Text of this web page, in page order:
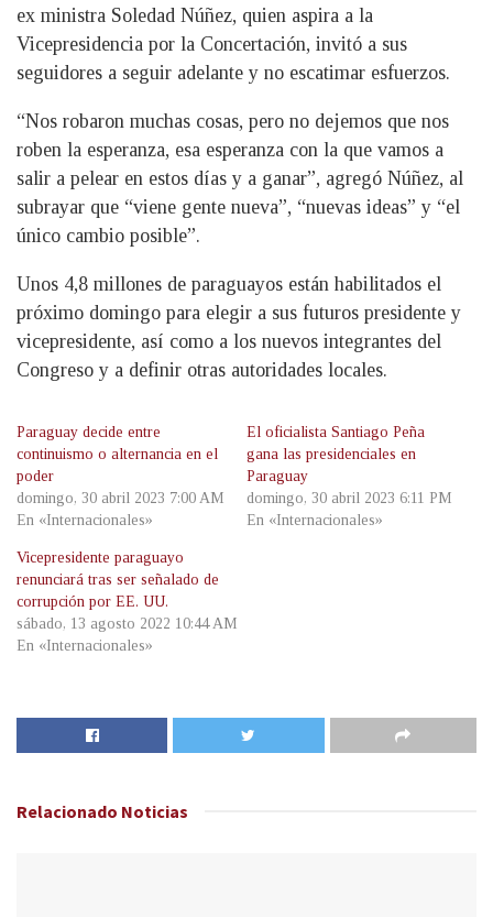
ex ministra Soledad Núñez, quien aspira a la
Vicepresidencia por la Concertación, invitó a sus
seguidores a seguir adelante y no escatimar esfuerzos.
“Nos robaron muchas cosas, pero no dejemos que nos
roben la esperanza, esa esperanza con la que vamos a
salir a pelear en estos días y a ganar”, agregó Núñez, al
subrayar que “viene gente nueva”, “nuevas ideas” y “el
único cambio posible”.
Unos 4,8 millones de paraguayos están habilitados el
próximo domingo para elegir a sus futuros presidente y
vicepresidente, así como a los nuevos integrantes del
Congreso y a definir otras autoridades locales.
Paraguay decide entre
continuismo o alternancia en el
poder
domingo, 30 abril 2023 7:00 AM
En «Internacionales»
El oficialista Santiago Peña
gana las presidenciales en
Paraguay
domingo, 30 abril 2023 6:11 PM
En «Internacionales»
Vicepresidente paraguayo
renunciará tras ser señalado de
corrupción por EE. UU.
sábado, 13 agosto 2022 10:44 AM
En «Internacionales»
Relacionado Noticias